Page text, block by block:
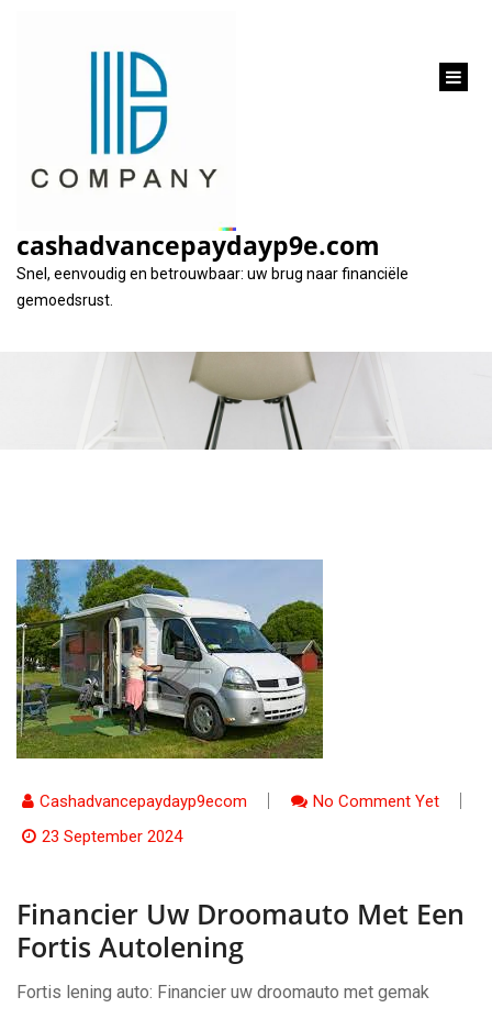
cashadvancepaydayp9e.com
Snel, eenvoudig en betrouwbaar: uw brug naar financiële
gemoedsrust.
Financier uw
droomauto met een
Fortis autolening
Cashadvancepaydayp9ecom
No Comment Yet
23 September 2024
Financier Uw Droomauto Met Een
Fortis Autolening
Fortis lening auto: Financier uw droomauto met gemak